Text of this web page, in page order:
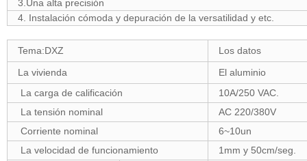
3.Una alta precisión
4. Instalación cómoda y depuración de la versatilidad y etc.
Tema:DXZ
Los datos
La vivienda
El aluminio
La carga de calificación
10A/250 VAC.
La tensión nominal
AC 220/380V
Corriente nominal
6~10un
La velocidad de funcionamiento
1mm y 50cm/seg.